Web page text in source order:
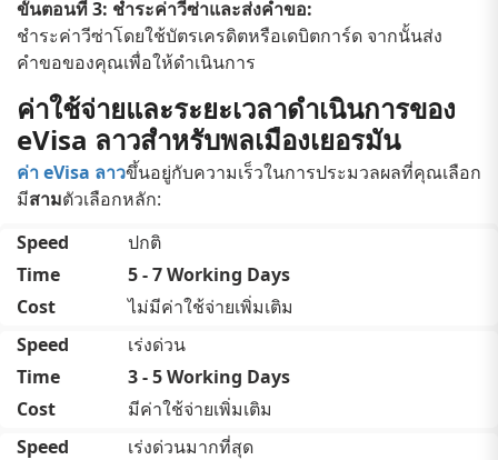
ขั้นตอนที่ 3: ชำระค่าวีซ่าและส่งคำขอ:
ชำระค่าวีซ่าโดยใช้บัตรเครดิตหรือเดบิตการ์ด จากนั้นส่ง
คำขอของคุณเพื่อให้ดำเนินการ
ค่าใช้จ่ายและระยะเวลาดำเนินการของ
eVisa ลาวสำหรับพลเมืองเยอรมัน
ค่า eVisa ลาวขึ้นอยู่กับความเร็วในการประมวลผลที่คุณเลือก
มีสามตัวเลือกหลัก:
ปกติ
5 - 7 Working Days
ไม่มีค่าใช้จ่ายเพิ่มเติม
เร่งด่วน
3 - 5 Working Days
มีค่าใช้จ่ายเพิ่มเติม
เร่งด่วนมากที่สุด